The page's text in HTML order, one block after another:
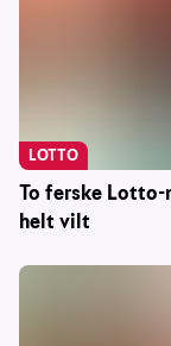
To ferske
helt vilt
LOTTO